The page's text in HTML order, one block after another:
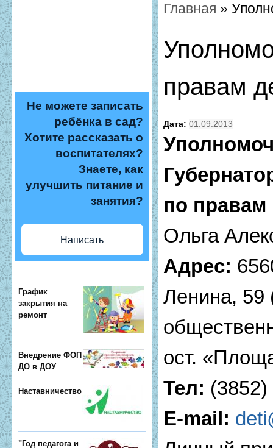
Не можете записать
ребёнка в сад?
Хотите рассказать о
воспитателях?
Знаете, как
улучшить питание и
занятия?
Написать
График
закрытия на
ремонт
Внедрение ФОП
ДО в ДОУ
Наставничество
"Год педагога и
Вы здесь
Главная »
правам
Дата: 01.09.2013
по правам
Ольга
Адрес:
Ленина, 59
ост.
Тел:
E-mail: